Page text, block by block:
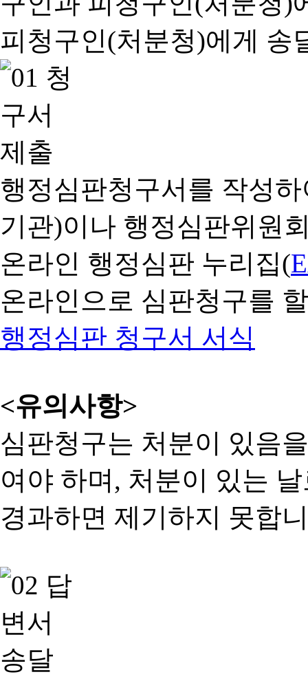
행정심판청구서를 작성
기관)이나 행정심판위원
온라인 행정심판 누리집(
온라인으로 심판청구를
행정심판 청구서 서식
<유의사항>
심판청구는 처분이 있음
여야 하며, 처분이 있는
경과하면 제기하지 못합